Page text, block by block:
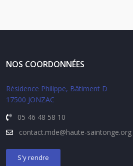
NOS COORDONNÉES
Résidence Philippe, Bâtiment D
17500 JONZAC
05 46 48 58 10
contact.mde@haute-saintonge.org
S'y rendre